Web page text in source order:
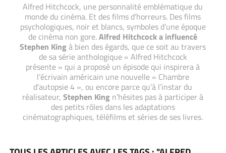
Alfred Hitchcock, une personnalité emblématique du
monde du cinéma. Et des films d’horreurs. Des films
psychologiques, noir et blancs, symboles d’une époque
de cinéma non gore.Alfred Hitchcock a influencé
Stephen Kingà bien des égards, que ce soit au travers
de sa série anthologique « Alfred Hitchcock
présente » qui a proposé un épisode qui inspirera à
l’écrivain américain une nouvelle « Chambre
d’autopsie 4 », ou encore parce qu’à l’instar du
réalisateur,Stephen King n’hésites pas à participer à
des petits rôles dans les adaptations
cinématographiques, téléfilms et séries de ses livres.